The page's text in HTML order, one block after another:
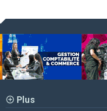
Plus